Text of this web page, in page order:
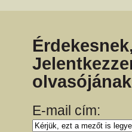
E-mail cím: